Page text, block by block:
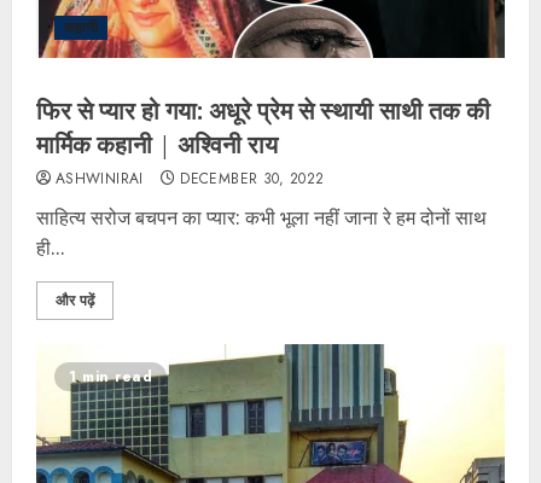
कहानी
फिर से प्यार हो गया: अधूरे प्रेम से स्थायी साथी तक की
मार्मिक कहानी | अश्विनी राय
ASHWINIRAI DECEMBER 30, 2022
साहित्य सरोज बचपन का प्यार: कभी भूला नहीं जाना रे हम दोनों साथ
ही...
और पढ़ें
1 min read